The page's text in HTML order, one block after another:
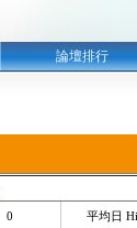
論壇排行
0 平均日